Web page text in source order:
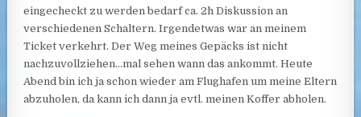
eingecheckt zu werden bedarf ca. 2h Diskussion an
verschiedenen Schaltern. Irgendetwas war an meinem
Ticket verkehrt. Der Weg meines Gepäcks ist nicht
nachzuvollziehen…mal sehen wann das ankommt. Heute
Abend bin ich ja schonwieder am Flughafen um meine Eltern
abzuholen, da kann ich dann ja evtl. meinen Koffer abholen.